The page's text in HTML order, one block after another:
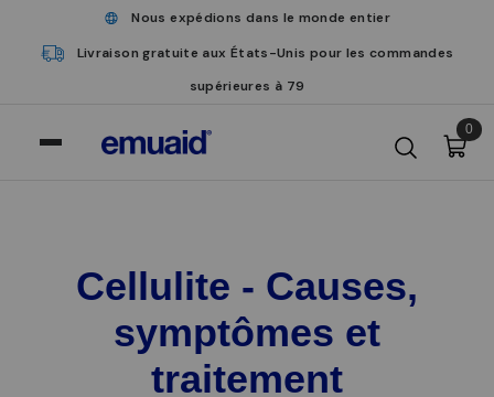
Nous expédions dans le monde entier
Livraison gratuite aux États-Unis pour les commandes
supérieures à 79
0
Cellulite - Causes,
symptômes et
traitement